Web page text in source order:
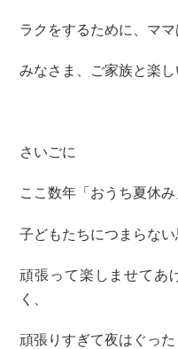
ラクをするために、マ
みなさま、ご家族と楽
さいごに
ここ数年「おうち夏休み
子どもたちにつまらない
頑張って楽しませてあ
く、
頑張りすぎて夜はぐった